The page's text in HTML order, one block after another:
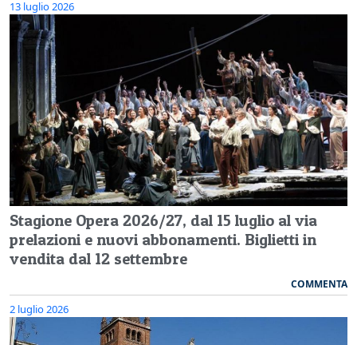
13 luglio 2026
Stagione Opera 2026/27, dal 15 luglio al via
prelazioni e nuovi abbonamenti. Biglietti in
vendita dal 12 settembre
COMMENTA
2 luglio 2026